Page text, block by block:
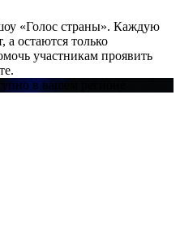
«Голос страны». Каждую
остаются только
участникам проявить
в вашем регионе